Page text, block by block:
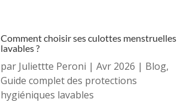
Comment choisir ses culottes menstruelles
lavables ?
par Juliettte Peroni | Avr 2026 | Blog,
Guide complet des protections
hygiéniques lavables